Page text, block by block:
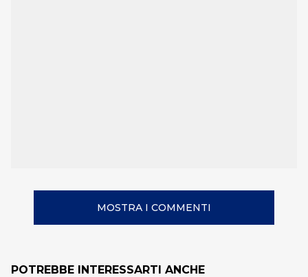
MOSTRA I COMMENTI
POTREBBE INTERESSARTI ANCHE